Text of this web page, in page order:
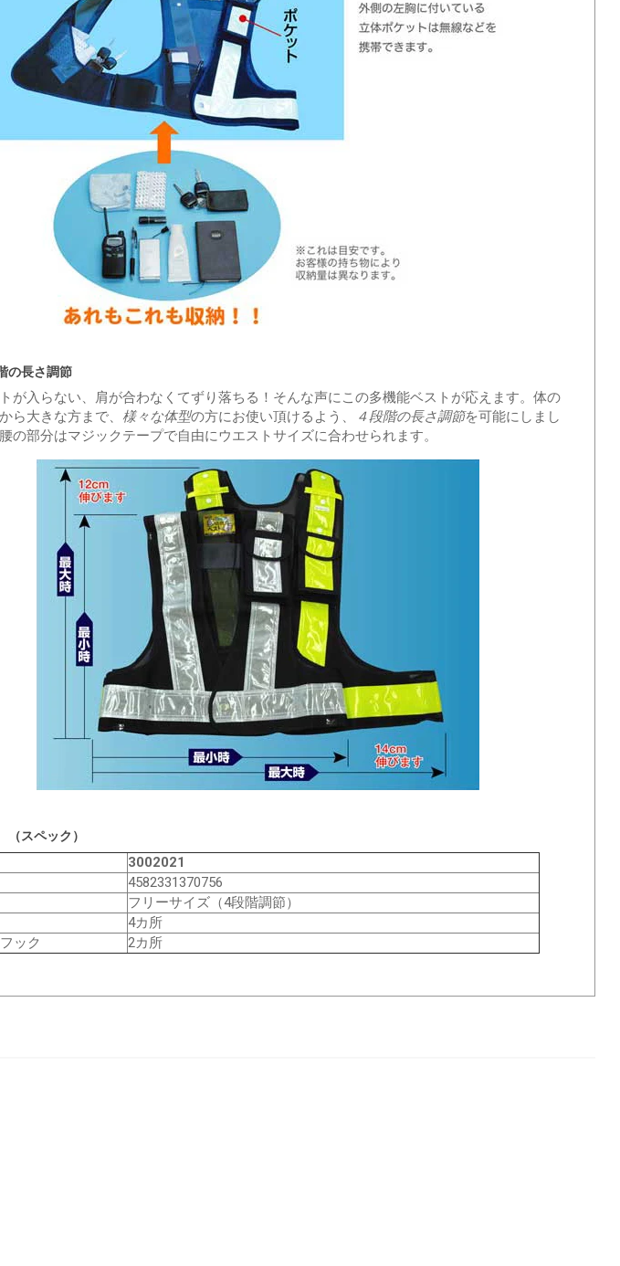
長さ調節
が入らない、肩が合わなくてずり落ちる！そんな声にこの多機能ベストが応えます。体の
ら大きな方まで、
様々な体型の方にお使い頂けるよう、 ４段階の長さ調節を可能にしまし
の部分はマジックテープで自由にウエストサイズに合わせられます。
ペック）
3002021
4582331370756
フリーサイズ（4段階調節）
4カ所
ック
2カ所